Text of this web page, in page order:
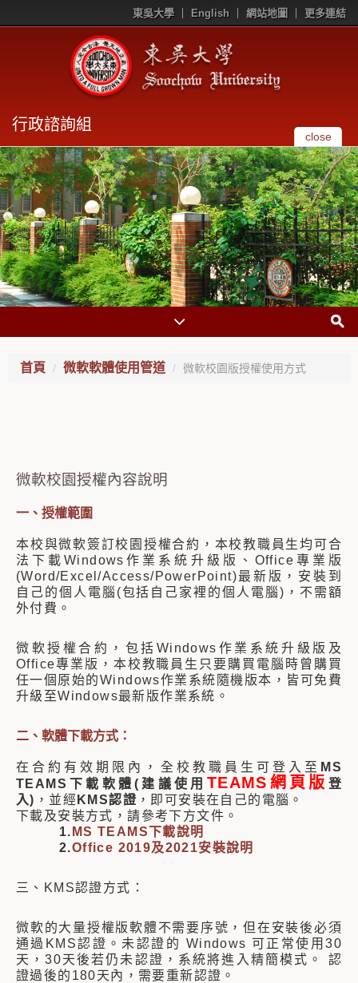
東吳大學 English 網站地圖 更多連結
行政諮詢組
close
首頁 微軟軟體使用管道 微軟校園版授權使用方式
微軟校園授權內容說明
一、授權範圍
本校與微軟簽訂校園授權合約，本校教職員生均可合
法下載Windows作業系統升級版、Office專業版
(Word/Excel/Access/PowerPoint)最新版，安裝到
自己的個人電腦(包括自己家裡的個人電腦)，不需額
外付費。
微軟授權合約，包括Windows作業系統升級版及
Office專業版，本校教職員生只要購買電腦時曾購買
任一個原始的Windows作業系統隨機版本，皆可免費
升級至Windows最新版作業系統。
二、軟體下載方式：
在合約有效期限內，全校教職員生可登入至 MS
TEAMS下載軟體(建議使用 TEAMS網頁版 登
入) ，並經 KMS認證 ，即可安裝在自己的電腦。
下載及安裝方式，請參考下方文件。
1. MS TEAMS下載說明
2.Office 2019及2021安裝說明
三、KMS認證方式：
微軟的大量授權版軟體不需要序號，但在安裝後必須
通過KMS認證。未認證的 Windows 可正常使用30
天，30天後若仍未認證，系統將進入精簡模式。 認
證過後的180天內，需要重新認證。